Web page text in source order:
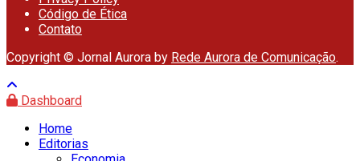
Código de Ética
Contato
Copyright © Jornal Aurora by Rede Aurora de Comunicação.
Dashboard
Home
Editorias